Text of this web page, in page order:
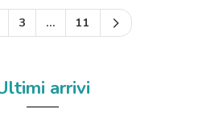
3 … 11 arrow_forward_ios Successivo
arrivi